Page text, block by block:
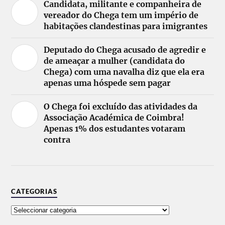
Candidata, militante e companheira de
vereador do Chega tem um império de
habitações clandestinas para imigrantes
Deputado do Chega acusado de agredir e
de ameaçar a mulher (candidata do
Chega) com uma navalha diz que ela era
apenas uma hóspede sem pagar
O Chega foi excluído das atividades da
Associação Académica de Coimbra!
Apenas 1% dos estudantes votaram
contra
CATEGORIAS